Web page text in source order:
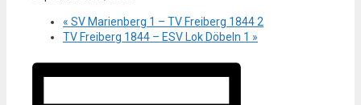
« SV Marienberg 1 – TV Freiberg 1844 2
TV Freiberg 1844 – ESV Lok Döbeln 1 »